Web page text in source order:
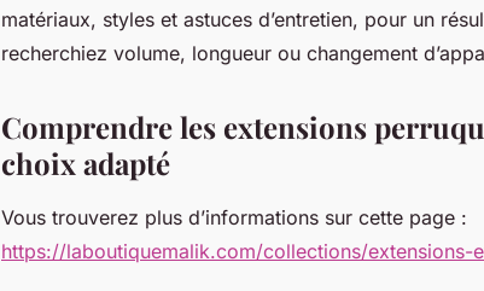
matériaux, styles et astuces d’entretien, pour un
recherchiez volume, longueur ou changement
Comprendre les extensions
choix adapté
Vous trouverez plus d’informations sur cette page :
https://laboutiquemalik.com/collections/extensions-